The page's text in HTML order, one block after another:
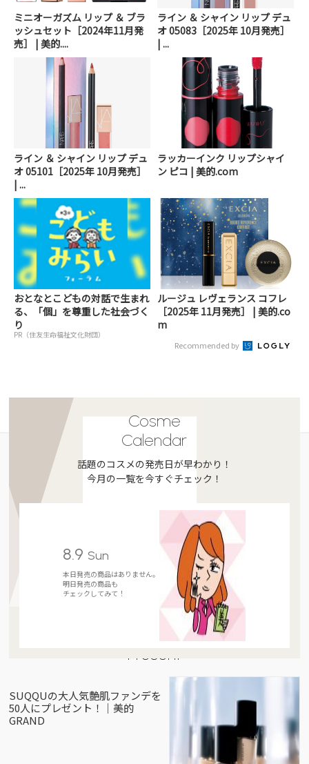
ミニオーガズム リップ ＆ ブラ
ッシュセット［2024年11月発
売］ | 美的....
ライン ＆ シャイン リップ デュ
オ 05083［2025年 10月発売］
| ...
ライン ＆ シャイン リップ デュ
オ 05101［2025年 10月発売］
| ...
ラッカーインク リップシャイ
ン ピコ | 美的.com
おとなとこどもの対話で生まれ
る、「個」を尊重した社会づく
り
PR（住友生命福祉文化財団）
ルージュ レヴェランス コフレ
［2025年 11月発売］ | 美的.co
m
Recommended by
Cosme
Calendar
話題のコスメの発売日が早わかり！
今月の一覧を今すぐチェック！
8.9 Sun
本日発売の商品はありません。
明日発売の商品も
チェックしてみて！
Present
SUQQUの大人気艶肌ファンデを
50人にプレゼント！｜美的
GRAND